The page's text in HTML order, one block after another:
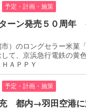
予定・計画・施策
ン発売５０周年
）のロングセラー米菓
て、京浜急行電鉄の黄
ＡＰＰＹ
予定・計画・施策
都内→羽田空港に